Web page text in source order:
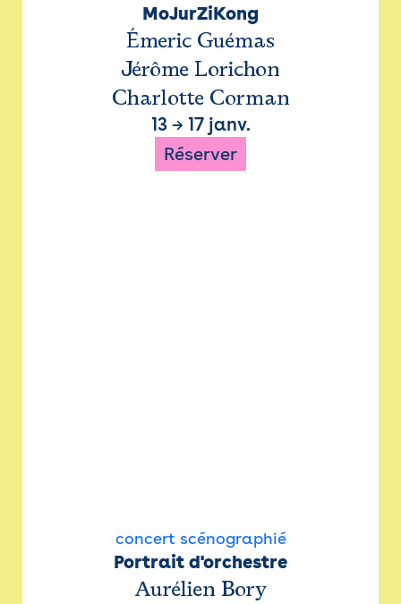
MoJurZiKong
Émeric Guémas
Jérôme Lorichon
Charlotte Corman
13→ 17 janv.
Réserver
concert scénographié
Portrait d'orchestre
Aurélien Bory